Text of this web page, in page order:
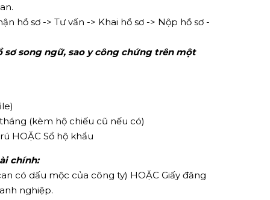
hồ sơ -> Tư vấn -> Khai hồ sơ -> Nộp hồ sơ -
sơ song ngữ, sao y công chứng trên một
(kèm hộ chiếu cũ nếu có)
HOẶC Sổ hộ khẩu
chính:
có dấu mộc của công ty) HOẶC Giấy đăng
nghiệp.